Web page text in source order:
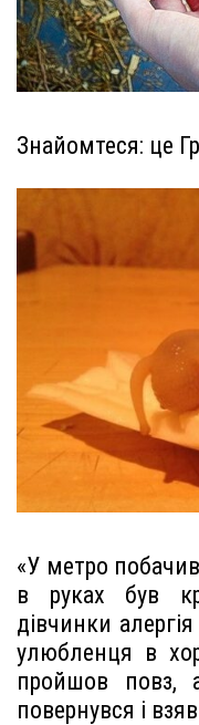
Знайомтеся: це
«У метро
в руках був
дівчинки
улюбленця в
пройшов повз,
повернувся і